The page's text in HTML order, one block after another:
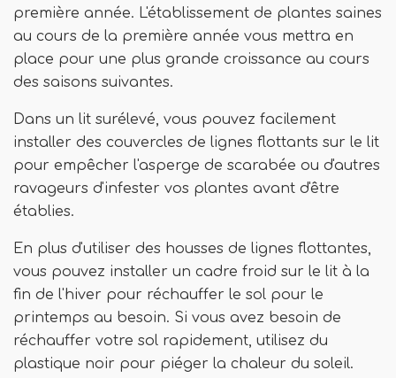
première année. L'établissement de plantes saines
au cours de la première année vous mettra en
place pour une plus grande croissance au cours
des saisons suivantes.
Dans un lit surélevé, vous pouvez facilement
installer des couvercles de lignes flottants sur le lit
pour empêcher l'asperge de scarabée ou d'autres
ravageurs d'infester vos plantes avant d'être
établies.
En plus d'utiliser des housses de lignes flottantes,
vous pouvez installer un cadre froid sur le lit à la
fin de l'hiver pour réchauffer le sol pour le
printemps au besoin. Si vous avez besoin de
réchauffer votre sol rapidement, utilisez du
plastique noir pour piéger la chaleur du soleil.